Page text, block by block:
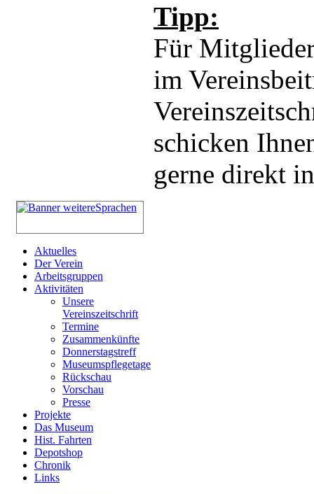
Tipp:
Für
im
schicken
gerne direkt
Aktuelles
Der Verein
Arbeitsgruppen
Aktivitäten
Unsere
Vereinszeitschrift
Termine
Zusammenkünfte
Donnerstagstreff
Museumspflegetage
Rückschau
Vorschau
Presse
Projekte
Das Museum
Hist. Fahrten
Depotshop
Chronik
Links